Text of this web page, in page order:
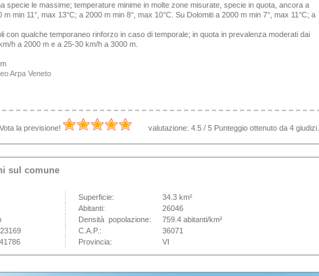
specie le massime; temperature minime in molte zone misurate, specie in quota, ancora a
min 11°, max 13°C; a 2000 m min 8°, max 10°C. Su Dolomiti a 2000 m min 7°, max 11°C; a
con qualche temporaneo rinforzo in caso di temporale; in quota in prevalenza moderati dai
h a 2000 m e a 25-30 km/h a 3000 m.
Arpa Veneto
Vota la previsione! valutazione:4.5 /5 Punteggio ottenuto da4 giudizi.
sul comune
Superficie:
34.3 km²
Abitanti:
26046
Densità popolazione:
759.4 abitanti/km²
C.A.P.:
36071
Provincia: VI